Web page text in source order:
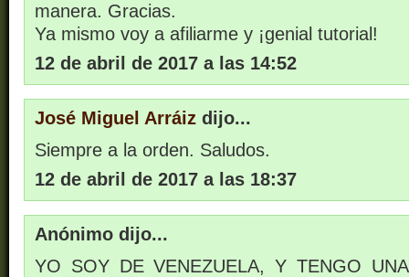
manera. Gracias.
Ya mismo voy a afiliarme y ¡genial tutorial!
12 de abril de 2017 a las 14:52
José Miguel Arráiz dijo...
Siempre a la orden. Saludos.
12 de abril de 2017 a las 18:37
Anónimo dijo...
YO SOY DE VENEZUELA, Y TENGO